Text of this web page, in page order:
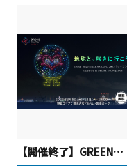
【開催終了】GREEN×EXPO 2027の初ドローンショーを横浜で開催！【横浜市】